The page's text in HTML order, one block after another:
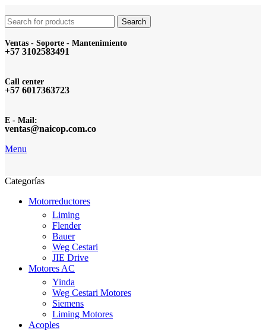
Search
Ventas - Soporte - Mantenimiento
+57 3102583491
Call center
+57 6017363723
E - Mail:
ventas@naicop.com.co
Menu
Categorías
Motorreductores
Liming
Flender
Bauer
Weg Cestari
JIE Drive
Motores AC
Yinda
Weg Cestari Motores
Siemens
Liming Motores
Acoples